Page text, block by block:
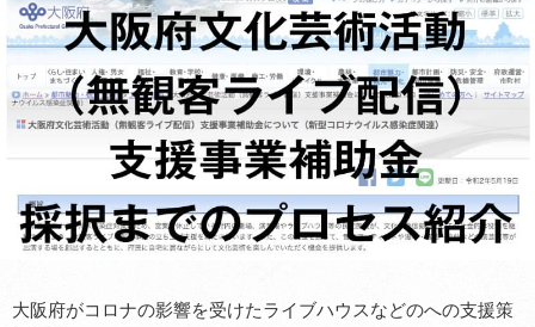
大阪府がコロナの影響を受けたライブハウスなどのへの支援策